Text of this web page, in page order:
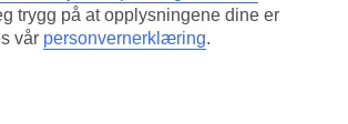
trygg på at opplysningene dine er
vår personvernerklæring.